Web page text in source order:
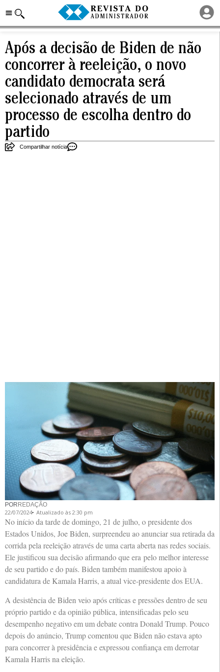
Após a decisão de Biden de não
concorrer à reeleição, o novo
candidato democrata será
selecionado através de um
processo de escolha dentro do
partido
Compartilhar notícia
POR REDAÇÃO
22/07/2024 Atualizado às 2:30 pm
No início da tarde de domingo, 21 de julho, o presidente dos
Estados Unidos, Joe Biden, surpreendeu ao anunciar sua retirada da
corrida pela reeleição através de uma carta aberta nas redes sociais.
Ele justificou sua decisão afirmando que era pelo melhor interesse
de seu partido e do país. Biden também manifestou apoio à
candidatura de Kamala Harris, a atual vice-presidente dos EUA.
A desistência de Biden veio após críticas e pressões dentro de seu
próprio partido e da opinião pública, intensificadas pelo seu
desempenho negativo em um debate contra Donald Trump. Pouco
depois do anúncio, Trump comentou que Biden não estava apto
para concorrer à presidência e expressou confiança em derrotar
Kamala Harris na eleição.